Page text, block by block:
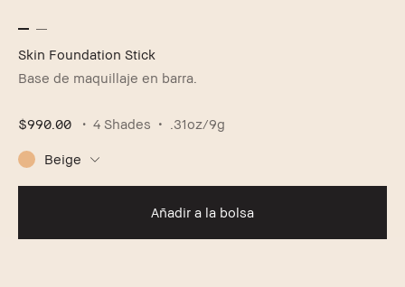
Skin Foundation Stick
Base de maquillaje en barra.
$990.00 4 Shades .31oz/9g
Beige
Añadir a la bolsa